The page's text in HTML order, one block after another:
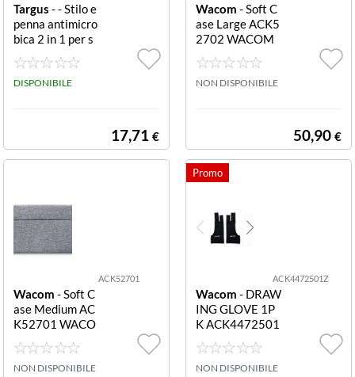
Targus - - Stilo e
penna antimicro
bica 2 in 1 per s
martphone touc
hscreen Nero P
EN STYLUS Targ
DISPONIBILE
17,71 €
Wacom - Soft C
ase Large ACK5
2702 WACOM
SOFT CASE LAR
GE
NON DISPONIBILE
50,90 €
ACK52701
Wacom - Soft C
ase Medium AC
K52701 WACO
M SOFT CASE
MEDIUM
NON DISPONIBILE
ACK4472501Z
Wacom - DRAW
ING GLOVE 1P
K ACK4472501
Z WACOM DRA
WING GLOVE 1
PK
NON DISPONIBILE